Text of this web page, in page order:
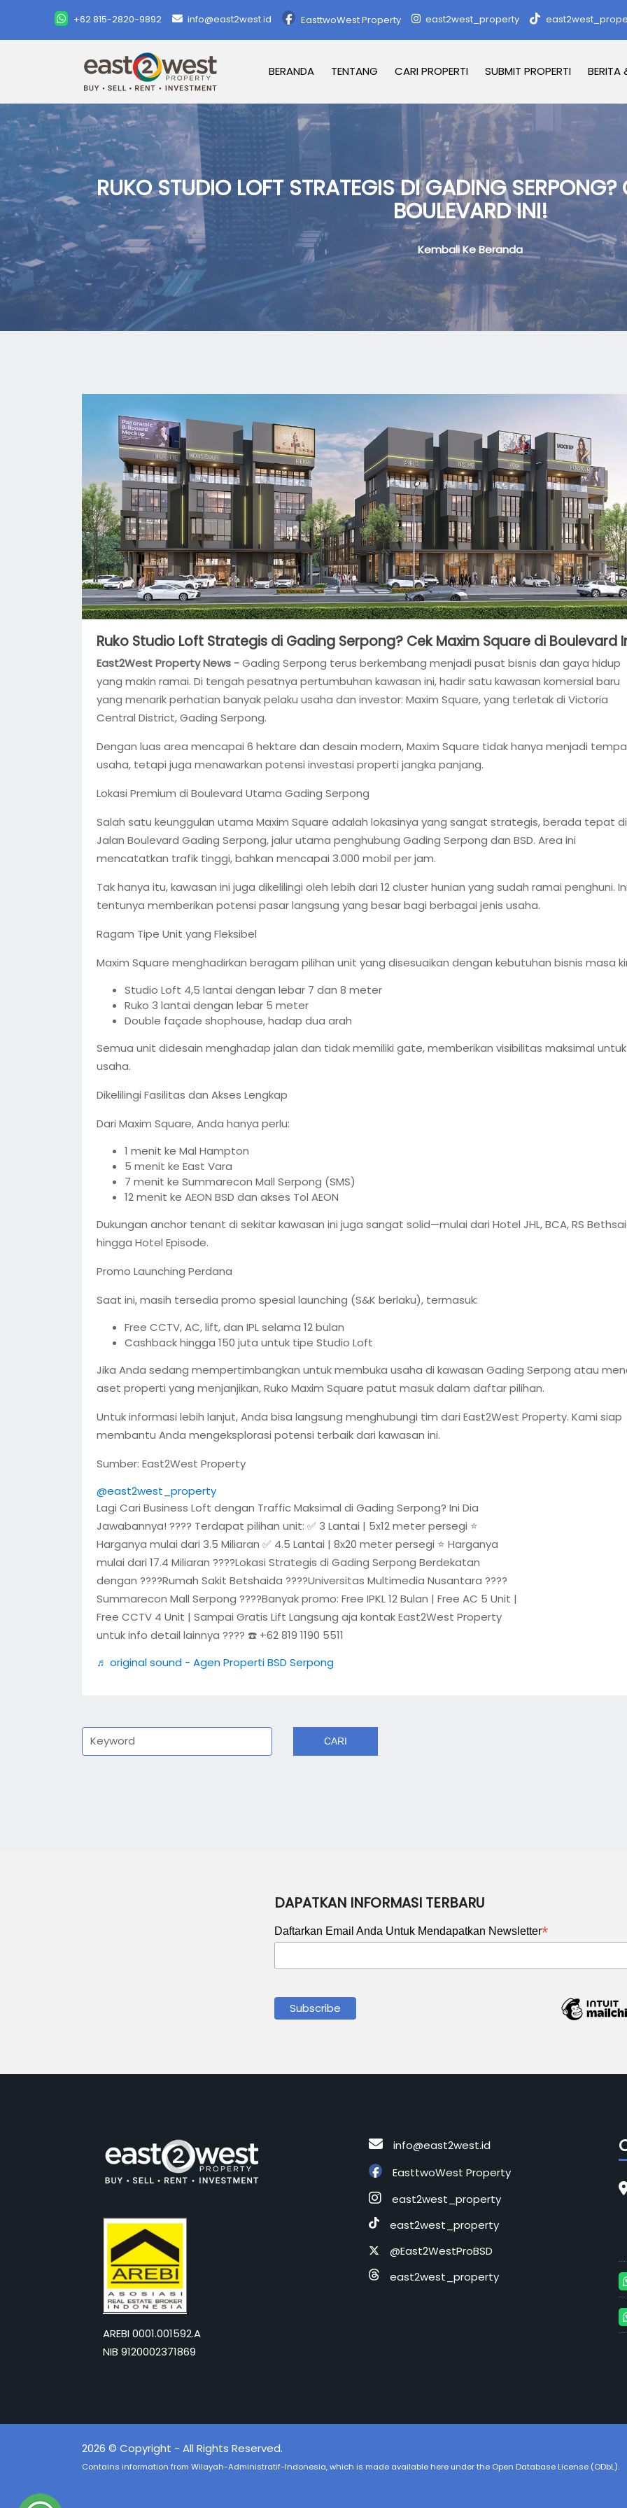
+62 815-2820-9892 info@east2west.id EasttwoWest Property east2west_property
BERANDA TENTANG CARI PROPERTI SUBMIT PROPERTI BERITA
RUKO STUDIO LOFT STRATEGIS DI GADING
BOULEVARD INI!
Kembali Ke Beranda
Ruko Studio Loft Strategis di Gading Serpong? Cek Maxim Square di Boulevard
East2West Property News -Gading Serpong terus berkembang menjadi pusat bisnis dan gaya hidup
yang makin ramai. Di tengah pesatnya pertumbuhan kawasan ini, hadir satu kawasan komersial baru
yang menarik perhatian banyak pelaku usaha dan investor: Maxim Square, yang terletak di Victoria
Central District, Gading Serpong.
Dengan luas area mencapai 6 hektare dan desain modern, Maxim Square tidak hanya menjadi
usaha, tetapi juga menawarkan potensi investasi properti jangka panjang.
Lokasi Premium di Boulevard Utama Gading Serpong
Salah satu keunggulan utama Maxim Square adalah lokasinya yang sangat strategis, berada tepat di
Jalan Boulevard Gading Serpong, jalur utama penghubung Gading Serpong dan BSD. Area ini
mencatatkan trafik tinggi, bahkan mencapai 3.000 mobil per jam.
Tak hanya itu, kawasan ini juga dikelilingi oleh lebih dari 12 cluster hunian yang sudah ramai penghuni.
tentunya memberikan potensi pasar langsung yang besar bagi berbagai jenis usaha.
Ragam Tipe Unit yang Fleksibel
Maxim Square menghadirkan beragam pilihan unit yang disesuaikan dengan kebutuhan bisnis masa
Studio Loft 4,5 lantai dengan lebar 7 dan 8 meter
Ruko 3 lantai dengan lebar 5 meter
Double façade shophouse, hadap dua arah
Semua unit didesain menghadap jalan dan tidak memiliki gate, memberikan visibilitas maksimal untuk
usaha.
Dikelilingi Fasilitas dan Akses Lengkap
Dari Maxim Square, Anda hanya perlu:
1 menit ke Mal Hampton
5 menit ke East Vara
7 menit ke Summarecon Mall Serpong (SMS)
12 menit ke AEON BSD dan akses Tol AEON
Dukungan anchor tenant di sekitar kawasan ini juga sangat solid—mulai dari Hotel JHL, BCA, RS
hingga Hotel Episode.
Promo Launching Perdana
Saat ini, masih tersedia promo spesial launching (S&K berlaku), termasuk:
Free CCTV, AC, lift, dan IPL selama 12 bulan
Cashback hingga 150 juta untuk tipe Studio Loft
Jika Anda sedang mempertimbangkan untuk membuka usaha di kawasan Gading Serpong atau
aset properti yang menjanjikan, Ruko Maxim Square patut masuk dalam daftar pilihan.
Untuk informasi lebih lanjut, Anda bisa langsung menghubungi tim dari East2West Property. Kami siap
membantu Anda mengeksplorasi potensi terbaik dari kawasan ini.
Sumber: East2West Property
@east2west_property
Lagi Cari Business Loft dengan Traffic Maksimal di Gading Serpong? Ini Dia
Jawabannya! ???? Terdapat pilihan unit: ✅ 3 Lantai | 5x12 meter persegi ⭐️
Harganya mulai dari 3.5 Miliaran ✅ 4.5 Lantai | 8x20 meter persegi ⭐️ Harganya
mulai dari 17.4 Miliaran ????Lokasi Strategis di Gading Serpong Berdekatan
dengan ????Rumah Sakit Betshaida ????Universitas Multimedia Nusantara ????
Summarecon Mall Serpong ????️Banyak promo: Free IPKL 12 Bulan | Free AC 5 Unit |
Free CCTV 4 Unit | Sampai Gratis Lift Langsung aja kontak East2West Property
untuk info detail lainnya ???? ☎️ +62 819 1190 5511
♬ original sound - Agen Properti BSD Serpong
CARI
DAPATKAN INFORMASI TERBARU
Daftarkan Email Anda Untuk Mendapatkan Newsletter*
AREBI 0001.001592.A
NIB 9120002371869
info@east2west.id
EasttwoWest Property
east2west_property
east2west_property
@East2WestProBSD
east2west_property
2026 © Copyright - All Rights Reserved.
Contains information from Wilayah-Administratif-Indonesia, which is made available here under the Open Database License (ODbL).